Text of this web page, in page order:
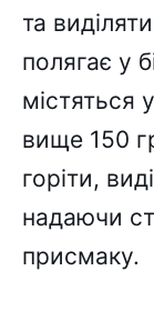
та
полягає у
містяться
вище 150
горіти,
надаючи
присмаку.